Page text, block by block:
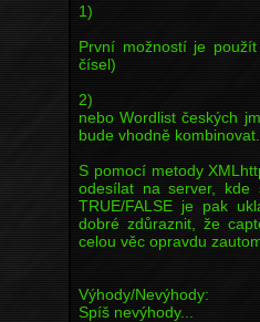
1)
První možností je
čísel)
2)
nebo Wordlist českých
bude vhodně
S pomocí metody
odesílat na server,
TRUE/FALSE je pak
dobré zdůraznit, že
celou věc opravdu
Výhody/Nevýhody:
Spíš nevýhody...